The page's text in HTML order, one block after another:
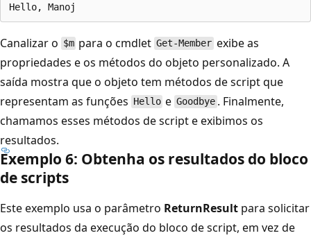
Canalizar o $m para o cmdlet Get-Member exibe as
propriedades e os métodos do objeto personalizado. A
saída mostra que o objeto tem métodos de script que
representam as funções Hello e Goodbye . Finalmente,
chamamos esses métodos de script e exibimos os
resultados.
Exemplo 6: Obtenha os resultados do bloco
de scripts
Este exemplo usa o parâmetro ReturnResult para solicitar
os resultados da execução do bloco de script, em vez de